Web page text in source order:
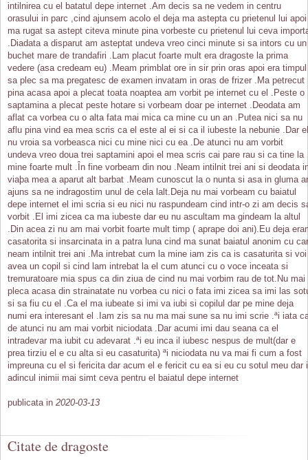
intilnirea cu el batatul depe internet .Am decis sa ne vedem in centru
orasului in parc ,cind ajunsem acolo el deja ma astepta cu prietenul lui apoi
ma rugat sa astept citeva minute pina vorbeste cu prietenul lui ceva
.Diadata a disparut am asteptat undeva vreo cinci minute si sa intors cu un
buchet mare de trandafiri .Lam placut foarte mult era dragoste la prima
vedere (asa credeam eu) .Meam primblat ore in sir prin oras apoi era timpul
sa plec sa ma pregatesc de examen invatam in oras de frizer .Ma petrecut
pina acasa apoi a plecat toata noaptea am vorbit pe internet cu el .Peste o
saptamina a plecat peste hotare si vorbeam doar pe internet .Deodata am
aflat ca vorbea cu o alta fata mai mica ca mine cu un an .Putea nici sa nu
aflu pina vind ea mea scris ca el este al ei si ca il iubeste la nebunie .Dar el
nu vroia sa vorbeasca nici cu mine nici cu ea .De atunci nu am vorbit
undeva vreo doua trei saptamini apoi el mea scris cai pare rau si ca tine la
mine foarte mult .În fine vorbeam din nou .Neam intilnit trei ani si deodata
viaþa mea a aparut alt barbat .Meam cunoscut la o nunta si asa in gluma
ajuns sa ne indragostim unul de cela lalt.Deja nu mai vorbeam cu baiatul
depe internet el imi scria si eu nici nu raspundeam cind intr-o zi am decis
vorbit .El imi zicea ca ma iubeste dar eu nu ascultam ma gindeam la altul
.Din acea zi nu am mai vorbit foarte mult timp ( aprape doi ani).Eu deja
casatorita si insarcinata in a patra luna cind ma sunat baiatul anonim cu
neam intilnit trei ani .Ma intrebat cum la mine iam zis ca is casaturita si voi
avea un copil si cind lam intrebat la el cum atunci cu o voce inceata si
tremuratoare mia spus ca din ziua de cind nu mai vorbim rau de tot.Nu mai
pleca acasa din strainatate nu vorbea cu nici o fata imi zicea sa imi las
si sa fiu cu el .Ca el ma iubeate si imi va iubi si copilul dar pe mine deja
numi era interesant el .Iam zis sa nu ma mai sune sa nu imi scrie .ªi iata
de atunci nu am mai vorbit niciodata .Dar acumi imi dau seana ca el
intradevar ma iubit cu adevarat .ªi eu inca il iubesc nespus de mult(dar e
prea tirziu el e cu alta si eu casaturita) ªi niciodata nu va mai fi cum a fost
impreuna cu el si fericita dar acum el e fericit cu ea si eu cu sotul meu dar
adincul inimii mai simt ceva pentru el baiatul depe internet
publicata in 2020-03-13
Citate de dragoste